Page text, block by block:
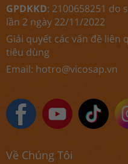
GPDKKD: 2100658251 do
lần 2 ngày 22/11/2022
Giải quyết các vấn đề liên
tiêu dùng
Email: hotro@vicosap.vn
Về Chúng Tôi